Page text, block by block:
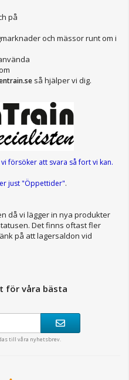
på
och mässor runt om i
så hjälper vi dig.
försöker att svara så fort vi kan.
just "Öppettider".
då vi lägger in nya produkter
Det finns oftast fler
på att lagersaldon vid
för våra bästa
till våra nyhetsbrev.